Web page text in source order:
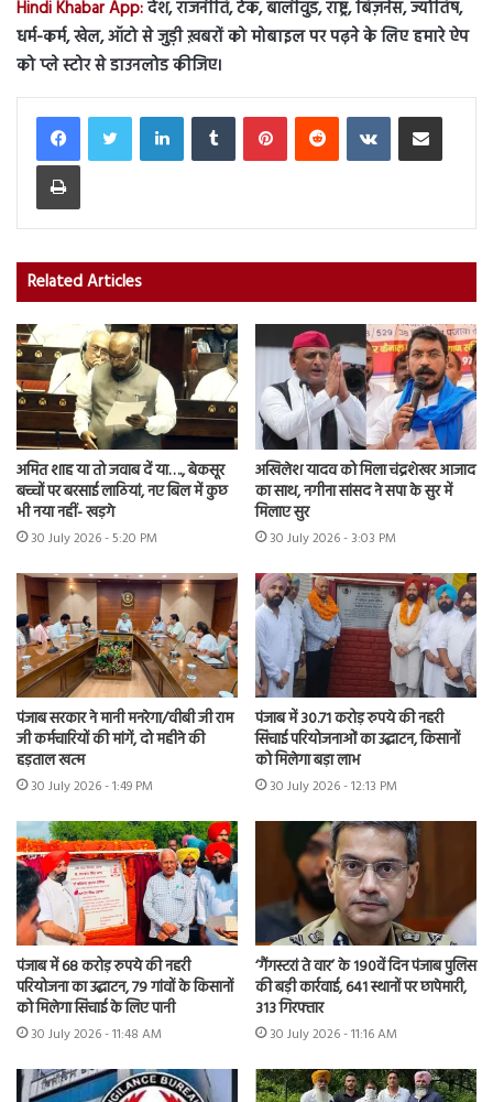
Hindi Khabar App:देश, राजनीति, टेक, बॉलीवुड, राष्ट्र, बिज़नेस, ज्योतिष,
धर्म-कर्म, खेल, ऑटो से जुड़ी ख़बरों को मोबाइल पर पढ़ने के लिए हमारे ऐप
को प्ले स्टोर से डाउनलोड कीजिए।
LinkedInTumblr PinterestReddit VKontakteShare via Email
Print
Related Articles
अमित शाह या तो जवाब दें या…., बेकसूर
बच्चों पर बरसाई लाठियां, नए बिल में कुछ
भी नया नहीं- खड़गे
30 July 2026 - 5:20 PM
अखिलेश यादव को मिला चंद्रशेखर आजाद
का साथ, नगीना सांसद ने सपा के सुर में
मिलाए सुर
30 July 2026 - 3:03 PM
पंजाब सरकार ने मानी मनरेगा/वीबी जी राम
जी कर्मचारियों की मांगें, दो महीने की
हड़ताल खत्म
30 July 2026 - 1:49 PM
पंजाब में 30.71 करोड़ रुपये की नहरी
सिंचाई परियोजनाओं का उद्घाटन, किसानों
को मिलेगा बड़ा लाभ
30 July 2026 - 12:13 PM
पंजाब में 68 करोड़ रुपये की नहरी
परियोजना का उद्घाटन, 79 गांवों के किसानों
को मिलेगा सिंचाई के लिए पानी
30 July 2026 - 11:48 AM
‘गैंगस्टरां ते वार’ के 190वें दिन पंजाब पुलिस
की बड़ी कार्रवाई, 641 स्थानों पर छापेमारी,
313 गिरफ्तार
30 July 2026 - 11:16 AM